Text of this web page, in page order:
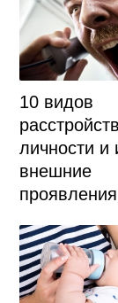
10 видов
расстройств
личности и
внешние
проявления